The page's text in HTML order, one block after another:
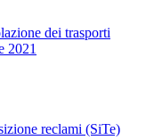
dei trasporti
2021
reclami (SiTe)